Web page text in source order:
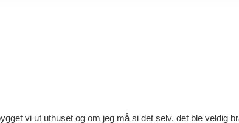
vi ut uthuset og om jeg må si det selv, det ble veldig